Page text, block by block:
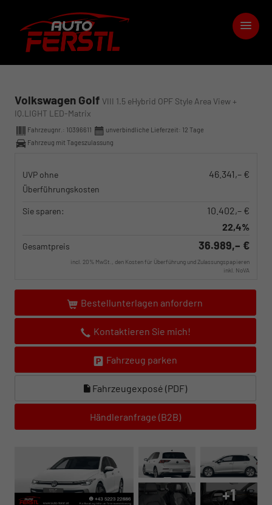
Volkswagen Golf VIII 1.5 eHybrid OPF Style Area View +
IQ.LIGHT LED-Matrix
Fahrzeugnr.: 10396611 unverbindliche Lieferzeit: 12 Tage
Fahrzeug mit Tageszulassung
UVP ohne
Überführungskosten
46.341,– €
Sie sparen:
10.402,– €
22,4%
Gesamtpreis 36.989,– €
incl. 20% MwSt., den Kosten für Überführung und Zulassungspapieren
inkl. NoVA
Bestellunterlagen anfordern
Kontaktieren Sie mich!
Fahrzeug parken
Fahrzeugexposé (PDF)
Händleranfrage (B2B)
+1